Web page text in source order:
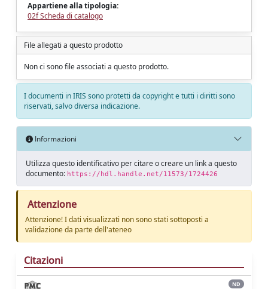
Appartiene alla tipologia:
02f Scheda di catalogo
File allegati a questo prodotto
Non ci sono file associati a questo prodotto.
I documenti in IRIS sono protetti da copyright e tutti i diritti sono
riservati, salvo diversa indicazione.
Informazioni
Utilizza questo identificativo per citare o creare un link a questo
documento: https://hdl.handle.net/11573/1724426
Attenzione
Attenzione! I dati visualizzati non sono stati sottoposti a
validazione da parte dell'ateneo
Citazioni
ND